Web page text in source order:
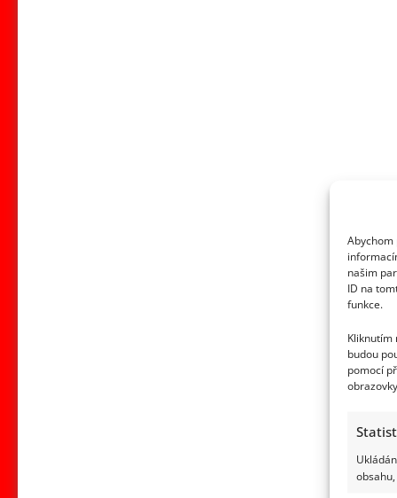
Abychom
našim
ID na
funkce.
Kliknutím
budou
pomocí